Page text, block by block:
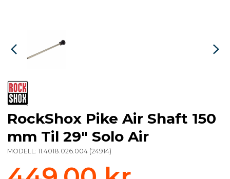
RockShox Pike Air Shaft 150
mm Til 29" Solo Air
MODELL: 11.4018.026.004 (24914)